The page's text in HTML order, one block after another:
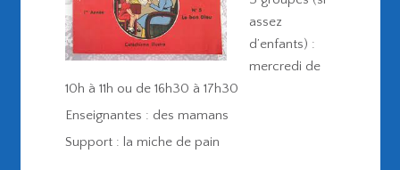
assez
d’enfants) :
mercredi de
10h à 11h ou de 16h30 à 17h30
Enseignantes : des mamans
Support : la miche de pain